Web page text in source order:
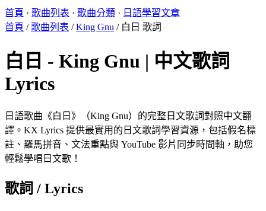
首頁 · 歌曲列表 · 歌曲分類 · 日語學習文章
首頁 /歌曲列表 /King Gnu / 白日 歌詞
白日 - King Gnu | 中文歌詞
Lyrics
日語歌曲《白日》（King Gnu）的完整日文歌詞對照中文翻
譯。KX Lyrics 提供最實用的日文歌詞學習資源，包括假名標
註、羅馬拼音、文法重點與 YouTube 影片同步時間軸，助您
輕鬆學唱日文歌！
歌詞 / Lyrics